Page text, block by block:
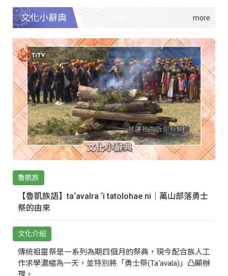
文化小辭典
魯凱族
【魯凱族語】ta‘avalra ‘i tatolohae ni｜萬山部落勇士
祭的由來
文化介紹
傳統祖靈祭是一系列為期四個月的祭典，現今配合族人工
作求學濃縮為一天，並特別將「勇士祭(Ta‘avala)」凸顯辦